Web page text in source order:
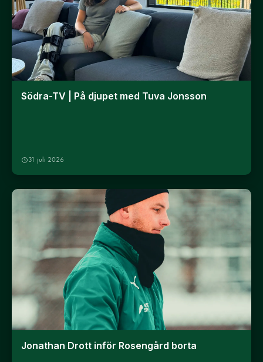
Södra-TV | På djupet med Tuva Jonsson
31 juli 2026
Jonathan Drott inför Rosengård borta